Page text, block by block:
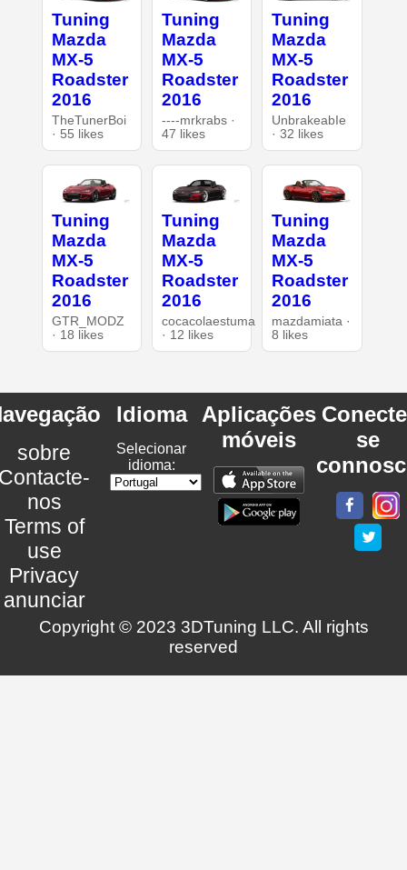
Tuning
Mazda
MX-5
Roadster
2016
TheTunerBoi
· 55 likes
Tuning
Mazda
MX-5
Roadster
2016
----mrkrabs ·
47 likes
Tuning
Mazda
MX-5
Roadster
2016
UnbrakeabIe
· 32 likes
Tuning
Mazda
MX-5
Roadster
2016
GTR_MODZ
· 18 likes
Tuning
Mazda
MX-5
Roadster
2016
cocacolaestuma
· 12 likes
Tuning
Mazda
MX-5
Roadster
2016
mazdamiata ·
8 likes
sobre
nos
Terms of
use
Privacy
anunciar
Idioma
Selecionar
idioma:
Aplicações
móveis
se
Copyright © 2023 3DTuning LLC. All rights
reserved